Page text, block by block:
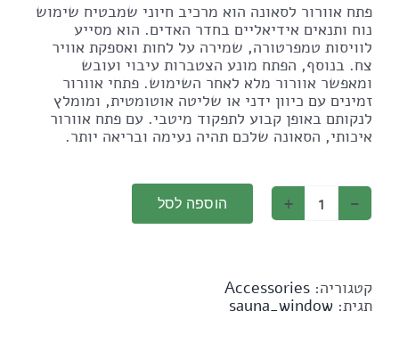
פתח אוורור לסאונה הוא מרכיב חיוני שמבטיח שימוש
נוח ותנאים אידיאליים בחדר האדים. הוא מסייע
לוויסות טמפרטורה, שמירה על לחות ואספקת אוויר
צח. בנוסף, הפתח מונע הצטברות עיבוי ועובש
ומאפשר אוורור מלא לאחר השימוש. פתחי אוורור
זמינים עם כיוון ידני או שליטה אוטומטית, ומומלץ
לנקותם באופן קבוע לתפקוד מיטבי. עם פתח אוורור
איכותי, הסאונה שלכם תהיה נעימה ובריאה יותר.
כמות
הוספה לסל
קטגוריה: Accessories
תגית: sauna_window